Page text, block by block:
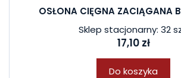
OSŁONA CIĘGNA ZACIĄGANA
Sklep stacjonarny: 32
17,10 zł
Do koszyka